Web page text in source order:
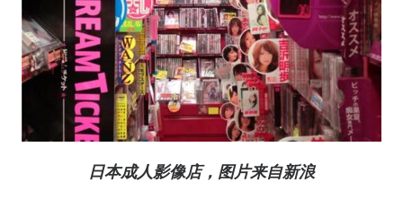
日本成人影像店，图片来自新浪